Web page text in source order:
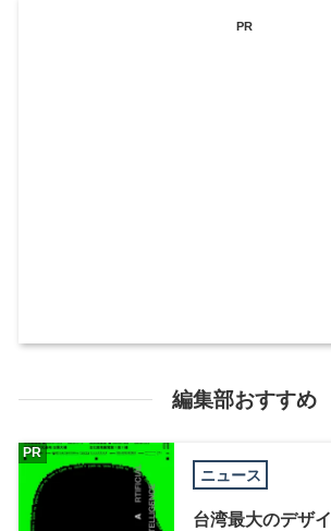
PR
編集部おすすめ
ニュース
台湾最大のデザ
PR